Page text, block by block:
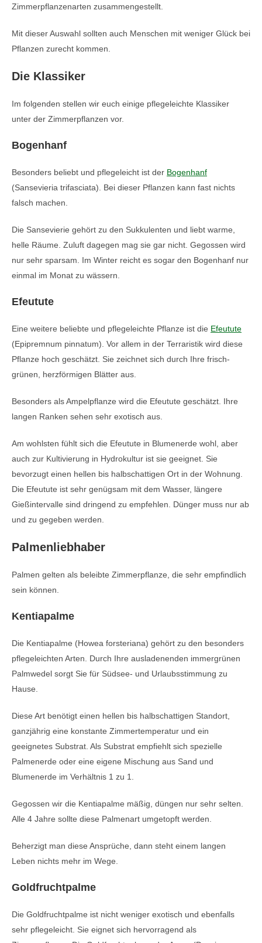
Zimmerpflanzenarten zusammengestellt.
Mit dieser Auswahl sollten auch Menschen mit weniger Glück bei
Pflanzen zurecht kommen.
Die Klassiker
Im folgenden stellen wir euch einige pflegeleichte Klassiker
unter der Zimmerpflanzen vor.
Bogenhanf
Besonders beliebt und pflegeleicht ist der Bogenhanf
(Sansevieria trifasciata). Bei dieser Pflanzen kann fast nichts
falsch machen.
Die Sansevierie gehört zu den Sukkulenten und liebt warme,
helle Räume. Zuluft dagegen mag sie gar nicht. Gegossen wird
nur sehr sparsam. Im Winter reicht es sogar den Bogenhanf nur
einmal im Monat zu wässern.
Efeutute
Eine weitere beliebte und pflegeleichte Pflanze ist die Efeutute
(Epipremnum pinnatum). Vor allem in der Terraristik wird diese
Pflanze hoch geschätzt. Sie zeichnet sich durch Ihre frisch-
grünen, herzförmigen Blätter aus.
Besonders als Ampelpflanze wird die Efeutute geschätzt. Ihre
langen Ranken sehen sehr exotisch aus.
Am wohlsten fühlt sich die Efeutute in Blumenerde wohl, aber
auch zur Kultivierung in Hydrokultur ist sie geeignet. Sie
bevorzugt einen hellen bis halbschattigen Ort in der Wohnung.
Die Efeutute ist sehr genügsam mit dem Wasser, längere
Gießintervalle sind dringend zu empfehlen. Dünger muss nur ab
und zu gegeben werden.
Palmenliebhaber
Palmen gelten als beleibte Zimmerpflanze, die sehr empfindlich
sein können.
Kentiapalme
Die Kentiapalme (Howea forsteriana) gehört zu den besonders
pflegeleichten Arten. Durch Ihre ausladenenden immergrünen
Palmwedel sorgt Sie für Südsee- und Urlaubsstimmung zu
Hause.
Diese Art benötigt einen hellen bis halbschattigen Standort,
ganzjährig eine konstante Zimmertemperatur und ein
geeignetes Substrat. Als Substrat empfiehlt sich spezielle
Palmenerde oder eine eigene Mischung aus Sand und
Blumenerde im Verhältnis 1 zu 1.
Gegossen wir die Kentiapalme mäßig, düngen nur sehr selten.
Alle 4 Jahre sollte diese Palmenart umgetopft werden.
Beherzigt man diese Ansprüche, dann steht einem langen
Leben nichts mehr im Wege.
Goldfruchtpalme
Die Goldfruchtpalme ist nicht weniger exotisch und ebenfalls
sehr pflegeleicht. Sie eignet sich hervorragend als